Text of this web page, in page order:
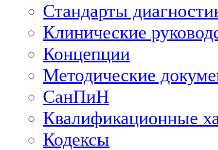
Стандарты
Клинические
Концепции
Методические
СанПиН
Квалификационные
Кодексы